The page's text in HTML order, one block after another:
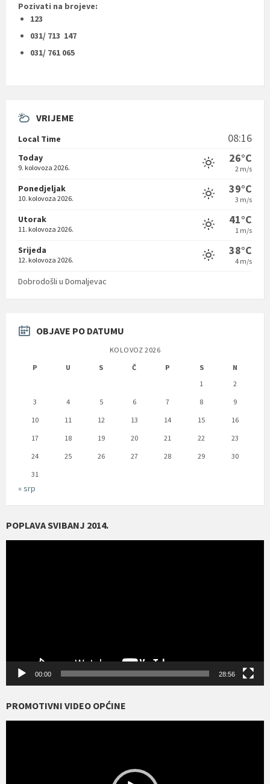
Pozivati na brojeve:
123
031/ 713 147
031/ 761 065
VRIJEME
Local Time 08:16
Today
9. kolovoza 2026.
26°C
2 m/s
Ponedjeljak
10. kolovoza 2026.
39°C
3 m/s
Utorak
11. kolovoza 2026.
41°C
1 m/s
Srijeda
12. kolovoza 2026.
38°C
4 m/s
Dobrodošli u Domaljevac
OBJAVE PO DATUMU
KOLOVOZ 2026
P
U S Č P S
N
1
2
3
4 5 6 7 8
9
10
11 12 13 14 15
16
17
18 19 20 21 22
23
24
25 26 27 28 29
30
31
« srp
POPLAVA SVIBANJ 2014.
00:00 28:56
PROMOTIVNI VIDEO OPĆINE